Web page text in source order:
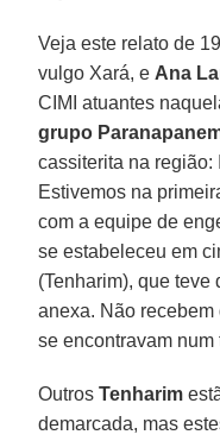
Veja este relato de
vulgo Xará, e Ana
CIMI atuantes
grupo
cassiterita na região:
Estivemos na
com a equipe de
se estabeleceu em
(Tenharim), que teve
anexa. Não
se encontravam
OutrosTenharim
demarcada, mas